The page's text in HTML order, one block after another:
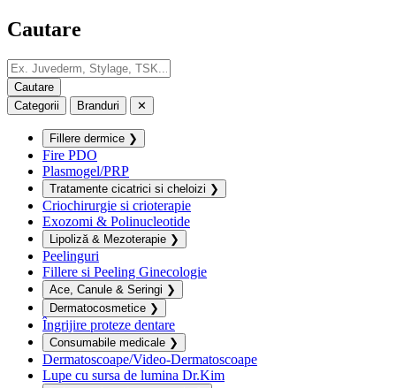
Cautare
Categorii Branduri ✕
Fillere dermice ❯
Fire PDO
Plasmogel/PRP
Tratamente cicatrici si cheloizi ❯
Criochirurgie si crioterapie
Exozomi & Polinucleotide
Lipoliză & Mezoterapie ❯
Peelinguri
Fillere si Peeling Ginecologie
Ace, Canule & Seringi ❯
Dermatocosmetice ❯
Îngrijire proteze dentare
Consumabile medicale ❯
Dermatoscoape/Video-Dermatoscoape
Lupe cu sursa de lumina Dr.Kim